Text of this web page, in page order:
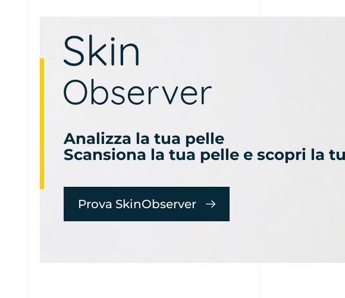
Analizza la tua pelle
Scansiona la tua pelle e scopri la
Prova SkinObserver